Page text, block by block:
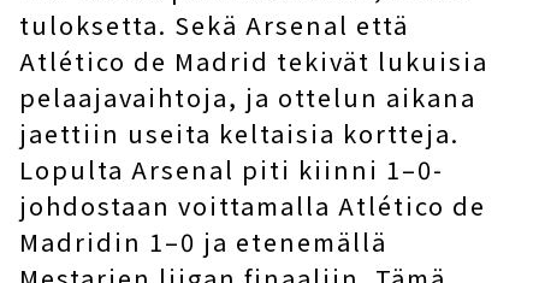
tuloksetta. Sekä Arsenal että
Atlético de Madrid tekivät lukuisia
pelaajavaihtoja, ja ottelun aikana
jaettiin useita keltaisia ​​kortteja.
Lopulta Arsenal piti kiinni 1–0-
johdostaan ​​voittamalla Atlético de
Madridin 1–0 ja etenemällä